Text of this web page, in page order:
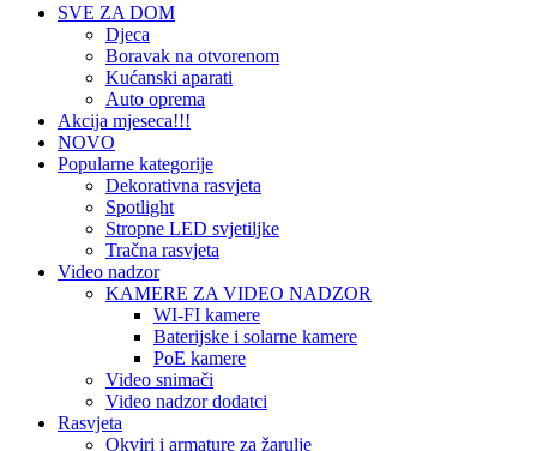
SVE ZA DOM
Djeca
Boravak na otvorenom
Kućanski aparati
Auto oprema
Akcija mjeseca!!!
NOVO
Popularne kategorije
Dekorativna rasvjeta
Spotlight
Stropne LED svjetiljke
Tračna rasvjeta
Video nadzor
KAMERE ZA VIDEO NADZOR
WI-FI kamere
Baterijske i solarne kamere
PoE kamere
Video snimači
Video nadzor dodatci
Rasvjeta
Okviri i armature za žarulje